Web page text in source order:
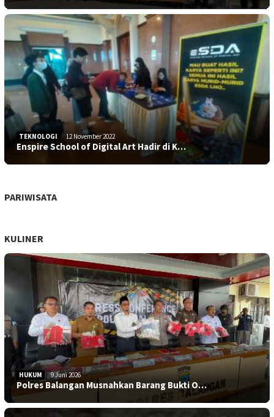
TEKNOLOGI 12 November 2022
Enspire School of Digital Art Hadir di K…
PARIWISATA
KULINER
HUKUM 9 Juni 2026
Polres Balangan Musnahkan Barang Bukti O…